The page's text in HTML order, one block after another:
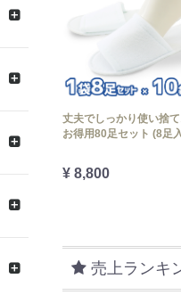
丈夫でしっかり使い捨
お得用80足セット (8足
¥ 8,800
売上ランキ